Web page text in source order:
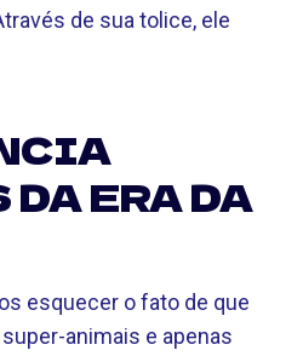
de sua tolice, ele
ERA DA
esquecer o fato de que
animais e apenas